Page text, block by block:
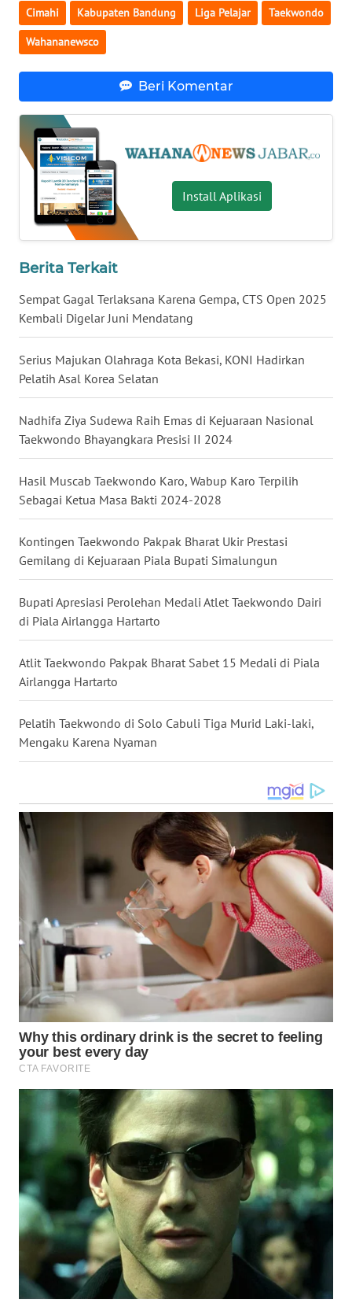
Cimahi Kabupaten Bandung Liga Pelajar Taekwondo
Wahananewsco
Beri Komentar
Install Aplikasi
Berita Terkait
Sempat Gagal Terlaksana Karena Gempa, CTS Open 2025
Kembali Digelar Juni Mendatang
Serius Majukan Olahraga Kota Bekasi, KONI Hadirkan
Pelatih Asal Korea Selatan
Nadhifa Ziya Sudewa Raih Emas di Kejuaraan Nasional
Taekwondo Bhayangkara Presisi II 2024
Hasil Muscab Taekwondo Karo, Wabup Karo Terpilih
Sebagai Ketua Masa Bakti 2024-2028
Kontingen Taekwondo Pakpak Bharat Ukir Prestasi
Gemilang di Kejuaraan Piala Bupati Simalungun
Bupati Apresiasi Perolehan Medali Atlet Taekwondo Dairi
di Piala Airlangga Hartarto
Atlit Taekwondo Pakpak Bharat Sabet 15 Medali di Piala
Airlangga Hartarto
Pelatih Taekwondo di Solo Cabuli Tiga Murid Laki-laki,
Mengaku Karena Nyaman
WN
BALI
WN
KALTENG
WN
KALTARA
WN
KALSEL
WN
KALTIM
WN
SULSEL
WN
GORONTALO
WN
MALUKU
MALUT
DAIRI
DANAU
TOBA
TAPANULI
SELATAN
WN
TANJUNG
LESUNG
WN
KARO
WN
SIMALUNGUN
LABUHANBATU
WN
TAPANULI
TENGAH
WN DELI